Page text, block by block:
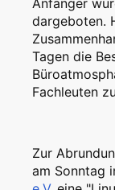
dargeboten.
Tagen die
Fachleuten
Zur
am Sonntag